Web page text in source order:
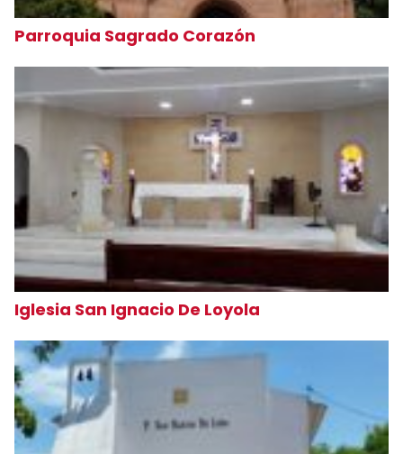
Parroquia Sagrado Corazón
Iglesia San Ignacio De Loyola